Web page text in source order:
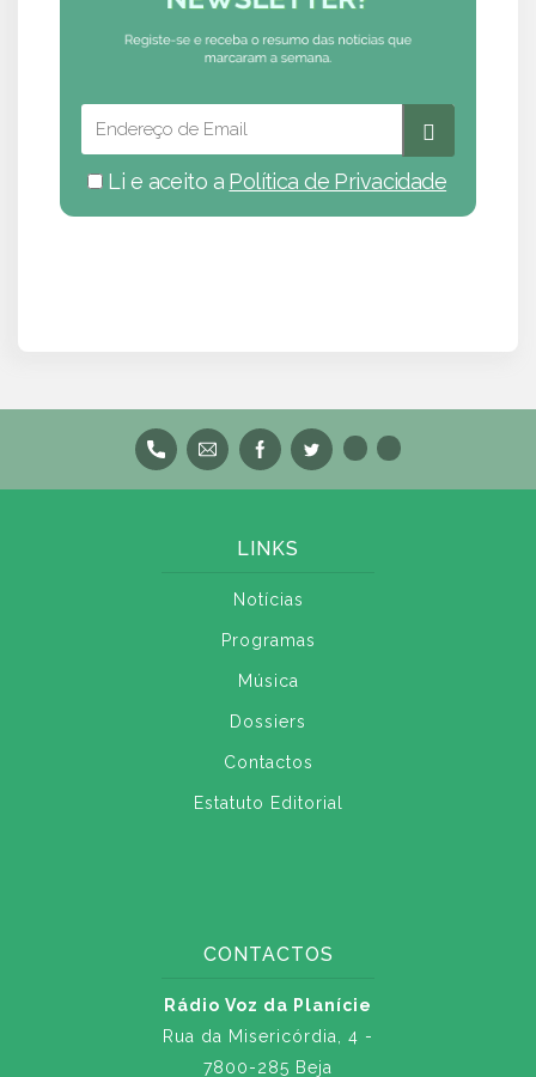
Li e aceito a Política de Privacidade
LINKS
Notícias
Programas
Música
Dossiers
Contactos
Estatuto Editorial
CONTACTOS
Rádio Voz da Planície
Rua da Misericórdia, 4 -
7800-285 Beja